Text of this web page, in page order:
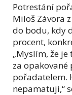
Potrestání
Miloš Závora
do bodu, kdy
procent,
„Myslím, že
za
pořadatelem.
nepamatuji,“